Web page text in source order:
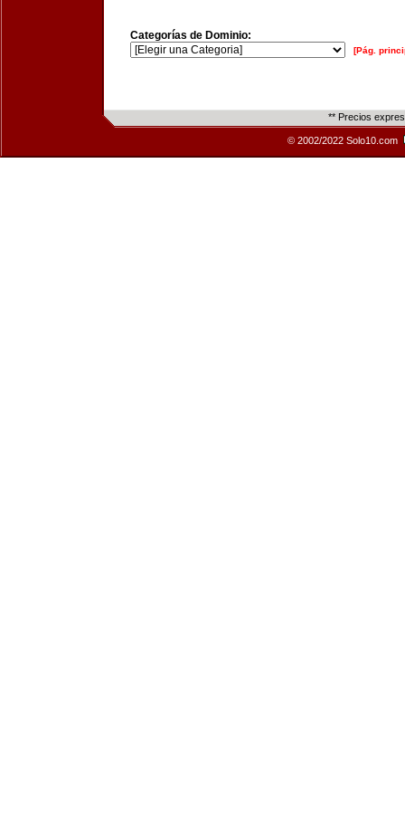
Categorías de Dominio:
[Pág.
** Precios
© 2002/2022 Solo10.com